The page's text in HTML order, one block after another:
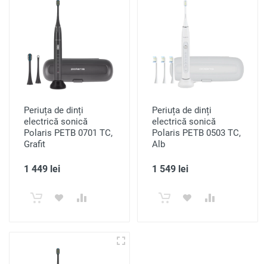
Periuța de dinți
electrică sonică
Polaris PETB 0701 TC,
Grafit
1 449 lei
Periuța de dinți
electrică sonică
Polaris PETB 0503 TC,
Alb
1 549 lei